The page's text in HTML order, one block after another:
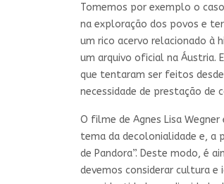
Tomemos por exemplo o
na exploração dos povos e
um rico acervo relacionado à
um arquivo oficial na Áustria.
que tentaram ser feitos
necessidade de prestação de
O filme de Agnes Lisa
tema da decolonialidade e, a
de Pandora”. Deste modo, é
devemos considerar cultura